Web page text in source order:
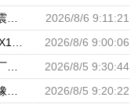
隔震支座商家生产厂家 建筑受力的橡胶隔震支座厂家 LNR隔震支座500厂家
2026/8/6 9:11:21
成品橡胶隔震支座源头工厂 LNR(H)-D620X179隔震支座源头工厂 水平分散型隔震支座生产厂家
2026/8/6 9:00:06
建筑连廊隔震支座 橡胶建筑隔震支座生产厂家 建筑铅芯隔振支座厂家
2026/8/5 9:30:44
LNR橡胶隔震支座400(II型)厂家 高阻尼减橡胶隔震支座厂家 建筑橡胶建筑隔震支座厂家
2026/8/5 9:20:22